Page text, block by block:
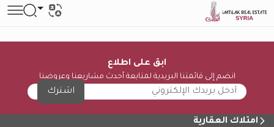
ابق على اطلاع
انضم إلى قائمتنا البريدية لمتابعة أحدث مشاريعنا وعروضنا
اشترك
امتلاك العقارية